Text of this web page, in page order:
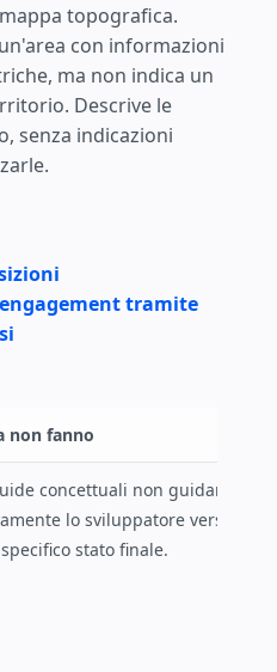
topografica.
con informazioni
ma non indica un
Descrive le
senza indicazioni
tramite
non fanno
concettuali non guidano
lo sviluppatore verso
stato finale.